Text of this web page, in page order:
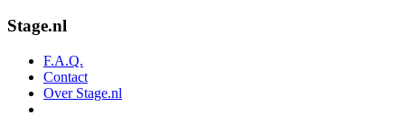
Stage.nl
F.A.Q.
Contact
Over Stage.nl